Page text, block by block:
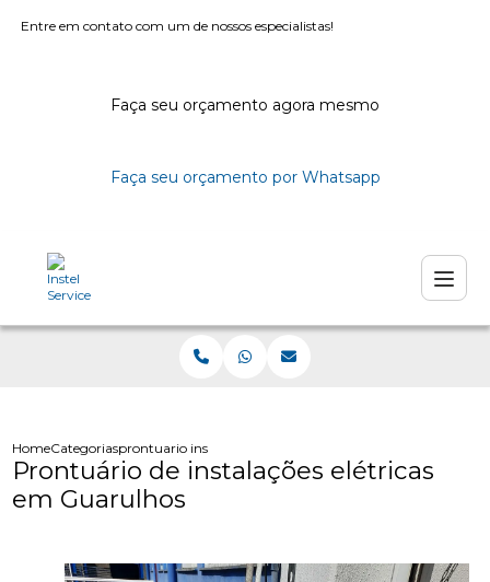
Entre em contato com um de nossos especialistas!
Faça seu orçamento agora mesmo
Faça seu orçamento por Whatsapp
HomeCategoriasprontuario instalacoes eletricas guarulhos
Prontuário de instalações elétricas
em Guarulhos